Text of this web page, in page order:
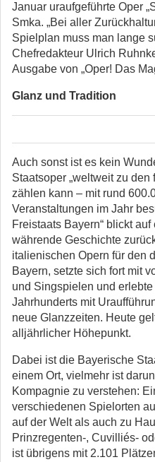
Januar uraufgeführte Oper
Smka. „Bei aller
Spielplan muss man lange
Chefredakteur Ulrich
Ausgabe von „Oper! Das
Glanz und Tradition
Auch sonst ist es kein
Staatsoper „weltweit zu den
zählen kann – mit rund
Veranstaltungen im Jahr
Freistaats Bayern“ blickt
währende Geschichte
italienischen Opern für den
Bayern, setzte sich fort mit
und Singspielen und
Jahrhunderts mit
neue Glanzzeiten. Heute
alljährlicher Höhepunkt.
Dabei ist die Bayerische
einem Ort, vielmehr ist
Kompagnie zu verstehen:
verschiedenen Spielorten
auf der Welt als auch zu
Prinzregenten-, Cuvilliés-
ist übrigens mit 2.101